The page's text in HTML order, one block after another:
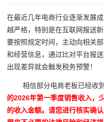
在最近几年电商行业逐渐发展
越严格，特别是在互联网报送
要按照规定时间，主动向相关
和经营信息，通过比对平台报
出现差异就会触发税务预警！
相信部分电商老板已经收到
的2026年第一季度销售收入，
的收入金额。请您进行核实确